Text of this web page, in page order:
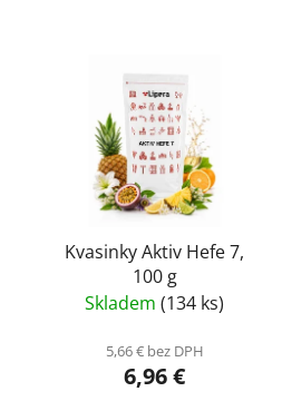
Kvasinky Aktiv Hefe 7,
100 g
Skladem (134 ks)
5,66 € bez DPH
6,96 €